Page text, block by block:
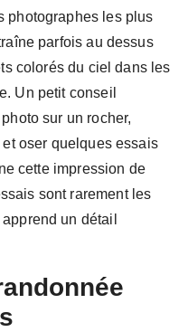
photographes les plus
parfois au dessus
colorés du ciel dans les
Un petit conseil
sur un rocher,
oser quelques essais
cette impression de
sont rarement les
un détail